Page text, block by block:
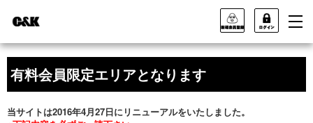
有料会員限定エリアとなります
当サイトは2016年4月27日にリニューアルをいたしました。